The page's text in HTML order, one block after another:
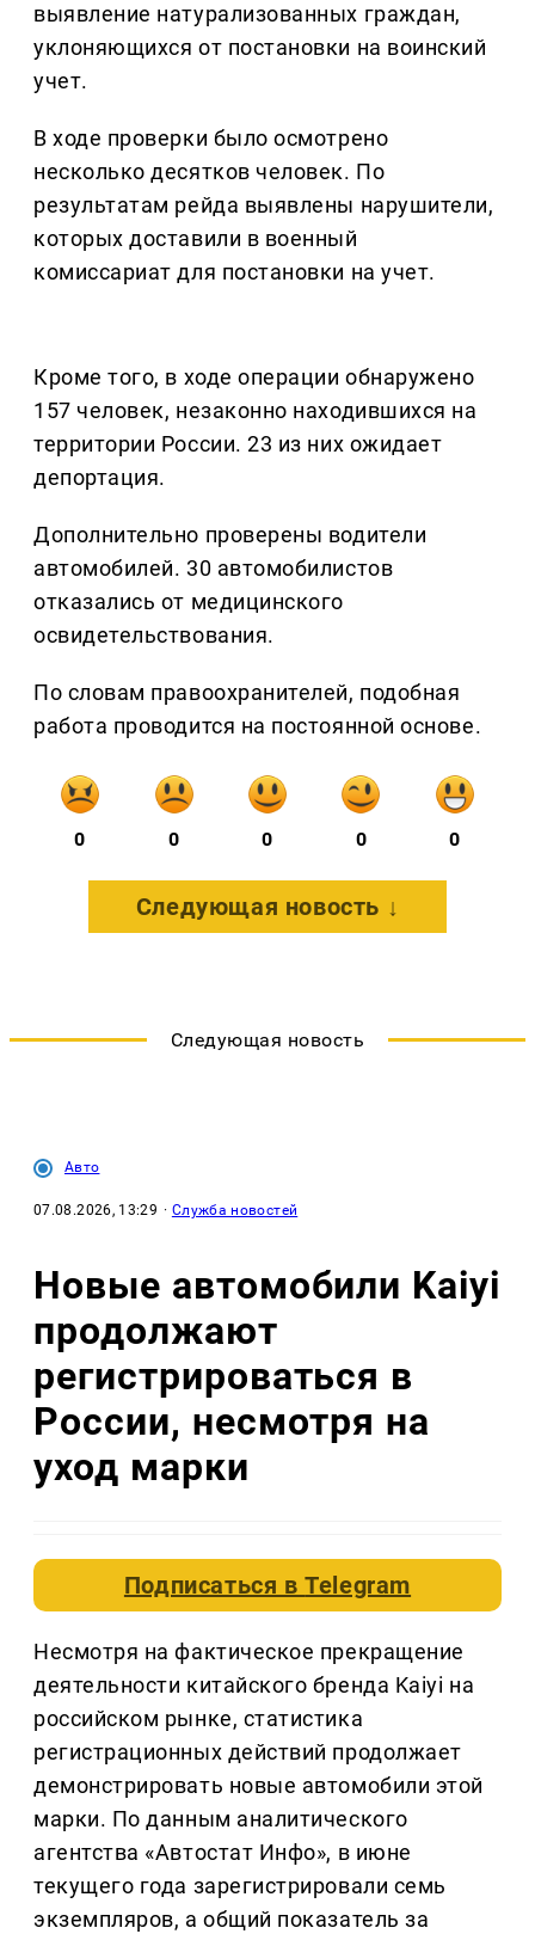
выявление натурализованных граждан,
уклоняющихся от постановки на воинский
учет.
В ходе проверки было осмотрено
несколько десятков человек. По
результатам рейда выявлены нарушители,
которых доставили в военный
комиссариат для постановки на учет.
Кроме того, в ходе операции обнаружено
157 человек, незаконно находившихся на
территории России. 23 из них ожидает
депортация.
Дополнительно проверены водители
автомобилей. 30 автомобилистов
отказались от медицинского
освидетельствования.
По словам правоохранителей, подобная
работа проводится на постоянной основе.
0 0 0 0 0
Следующая новость ↓
Следующая новость
Авто
07.08.2026, 13:29 · Служба новостей
Новые автомобили Kaiyi
продолжают
регистрироваться в
России, несмотря на
уход марки
Подписаться вTelegram
Несмотря на фактическое прекращение
деятельности китайского бренда Kaiyi на
российском рынке, статистика
регистрационных действий продолжает
демонстрировать новые автомобили этой
марки. По данным аналитического
агентства «Автостат Инфо», в июне
текущего года зарегистрировали семь
экземпляров, а общий показатель за